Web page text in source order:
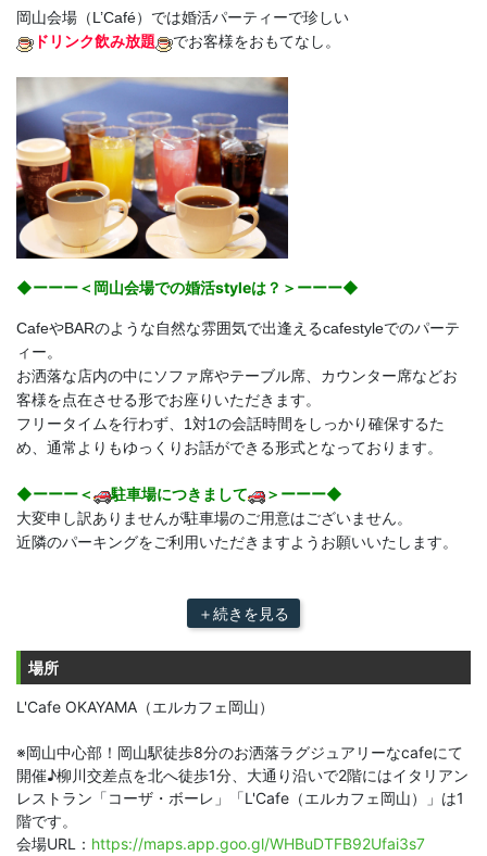
場所
L'Cafe OKAYAMA（エルカフェ岡山）
※岡山中心部！岡山駅徒歩8分のお洒落ラグジュアリーなcafeにて
開催♪柳川交差点を北へ徒歩1分、大通り沿いで2階にはイタリアン
レストラン「コーザ・ボーレ」「L'Cafe（エルカフェ岡山）」は1
階です。
会場URL： https://maps.app.goo.gl/WHBuDTFB92Ufai3s7
岡山会場（L’Café）では婚活パーティーで珍しい
ドリンク飲み放題
でお客様をおもてなし。
◆ーーー＜岡山会場での婚活styleは？＞ーーー◆
CafeやBARのような自然な雰囲気で出逢えるcafestyleでのパーテ
ィー。
お洒落な店内の中にソファ席やテーブル席、カウンター席などお
客様を点在させる形でお座りいただきます。
フリータイムを行わず、1対1の会話時間をしっかり確保するた
め、通常よりもゆっくりお話ができる形式となっております。
◆ーーー＜ 駐車場につきまして ＞ーーー◆
大変申し訳ありませんが駐車場のご用意はございません。
近隣のパーキングをご利用いただきますようお願いいたします。
＋続きを見る